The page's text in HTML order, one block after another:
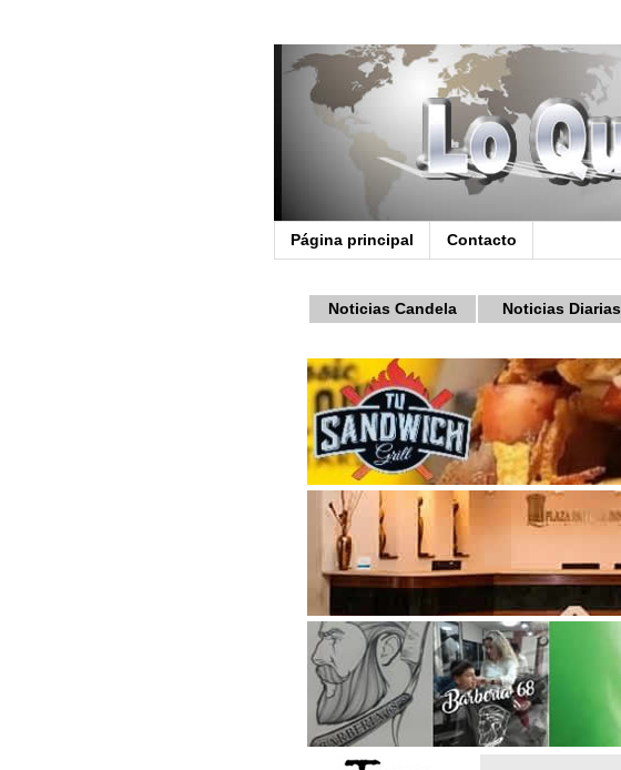
Página principal Contacto
Noticias Candela Noticias Diarias